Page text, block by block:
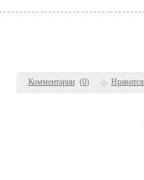
Комментарии (0) Нравится